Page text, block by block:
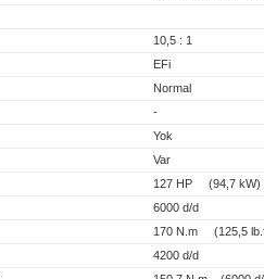
10,5 : 1
EFi
Normal
-
Yok
Var
127 HP (94,7 kW)
6000 d/d
170 N.m (125,5
4200 d/d